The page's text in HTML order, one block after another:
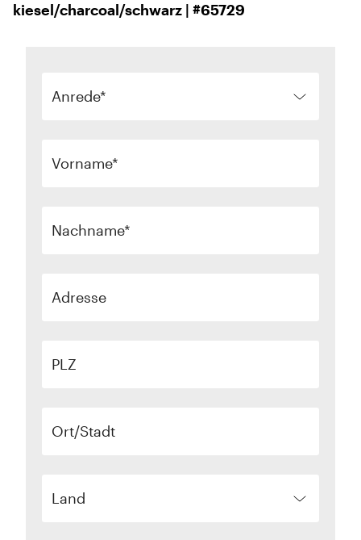
kiesel/charcoal/schwarz | #65729
Anrede
Vorname
Nachname
Adresse
PLZ
Ort/Stadt
Land